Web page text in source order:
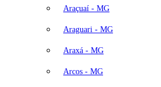
Araçuaí - MG
Araguari - MG
Araxá - MG
Arcos - MG